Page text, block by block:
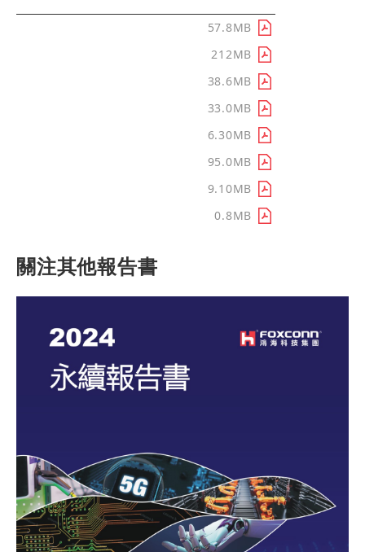
57.8MB
212MB
38.6MB
33.0MB
6.30MB
95.0MB
9.10MB
0.8MB
關注其他報告書